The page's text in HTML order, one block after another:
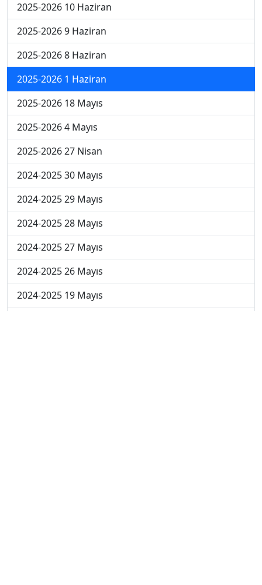
2025-2026 10 Haziran
2025-2026 9 Haziran
2025-2026 8 Haziran
2025-2026 1 Haziran
2025-2026 18 Mayıs
2025-2026 4 Mayıs
2025-2026 27 Nisan
2024-2025 30 Mayıs
2024-2025 29 Mayıs
2024-2025 28 Mayıs
2024-2025 27 Mayıs
2024-2025 26 Mayıs
2024-2025 19 Mayıs